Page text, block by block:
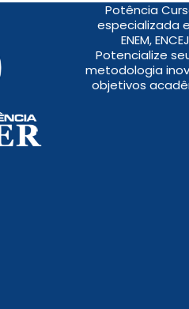
Potência
especializada
ENEM,
Potencialize
metodologia
objetivos